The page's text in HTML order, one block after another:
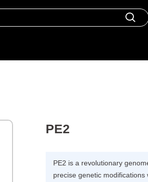
PE2
PE2 is a revolutionary
precise genetic